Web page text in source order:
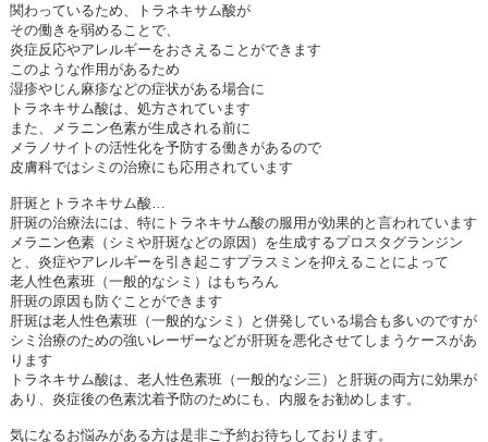
関わっているため、トラネキサム酸が
その働きを弱めることで、
炎症反応やアレルギーをおさえることができます
このような作用があるため
湿疹やじん麻疹などの症状がある場合に
トラネキサム酸は、処方されています
また、メラニン色素が生成される前に
メラノサイトの活性化を予防する働きがあるので
皮膚科ではシミの治療にも応用されています
肝斑とトラネキサム酸…
肝斑の治療法には、特にトラネキサム酸の服用が効果的と言われています
メラニン色素（シミや肝斑などの原因）を生成するプロスタグランジン
と、炎症やアレルギーを引き起こすプラスミンを抑えることによって
老人性色素班（一般的なシミ）はもちろん
肝斑の原因も防ぐことができます
肝斑は老人性色素班（一般的なシミ）と併発している場合も多いのですが
シミ治療のための強いレーザーなどが肝斑を悪化させてしまうケースがあ
ります
トラネキサム酸は、老人性色素班（一般的なシ三）と肝斑の両方に効果が
あり、炎症後の色素沈着予防のためにも、内服をお勧めします。
気になるお悩みがある方は是非ご予約お待ちしております。